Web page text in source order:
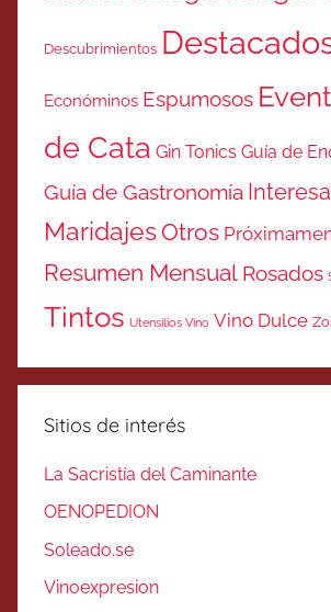
Descubrimientos
Económinos Espumosos
de Cata Gin Tonics Guía de
Guía de Gastronomía
MaridajesOtros
Resumen Mensual Rosados
Tintos Utensilios Vino Vino Dulce
Sitios de interés
La Sacristía del Caminante
OENOPEDION
Soleado.se
Vinoexpresion